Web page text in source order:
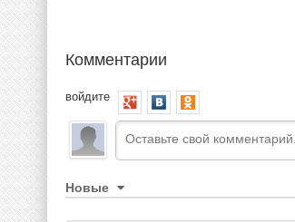
Комментарии
войдите
Новые